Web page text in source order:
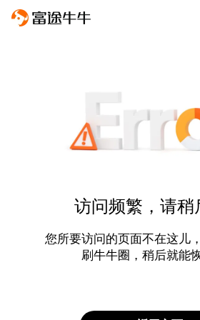
访问频繁，请稍
您所要访问的页面不在这儿
刷牛牛圈，稍后就能